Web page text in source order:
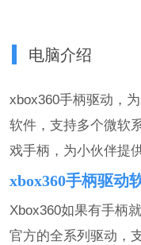
电脑介绍
xbox360手柄驱动，
软件，支持多个微软
戏手柄，为小伙伴提
xbox360手柄驱动
Xbox360如果有手柄
官方的全系列驱动，